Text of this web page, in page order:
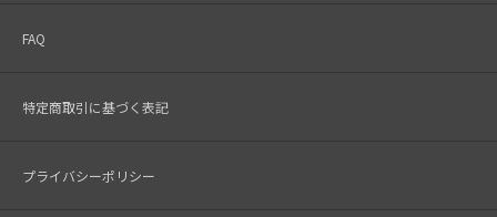
FAQ
特定商取引に基づく表記
プライバシーポリシー